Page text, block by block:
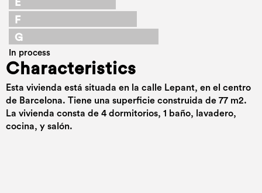
E
F
G
In process
Characteristics
Esta vivienda está situada en la calle Lepant, en el centro
de Barcelona. Tiene una superficie construida de 77 m2.
La vivienda consta de 4 dormitorios, 1 baño, lavadero,
cocina, y salón.